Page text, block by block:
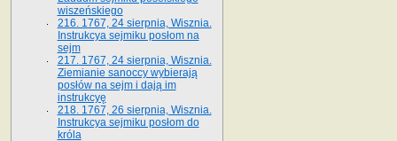
wiszeńskiego
216. 1767, 24 sierpnia, Wisznia.
Instrukcya sejmiku posłom na
sejm
217. 1767, 24 sierpnia, Wisznia.
Ziemianie sanoccy wybierają
posłów na sejm i dają im
instrukcyę
218. 1767, 26 sierpnia, Wisznia.
Instrukcya sejmiku posłom do
króla